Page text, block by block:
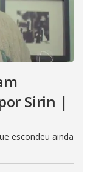
Sirin |
escondeu ainda